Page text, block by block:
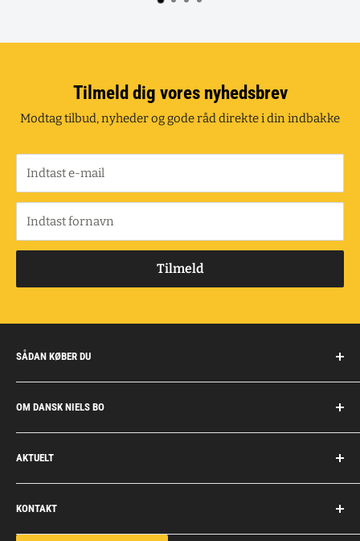
Tilmeld dig vores nyhedsbrev
Modtag tilbud, nyheder og gode råd direkte i din indbakke
Indtast e-mail
Indtast fornavn
Tilmeld
SÅDAN KØBER DU
Handelsbetingelser
Fragt og retur
Privatkunder/erhverv
Fakturaaftale
OM DANSK NIELS BO
Om Dansk Niels Bo
Privatlivspolitik
Job
Personale
AKTUELT
Personlig rådgivning
Dokumentation
KONTAKT